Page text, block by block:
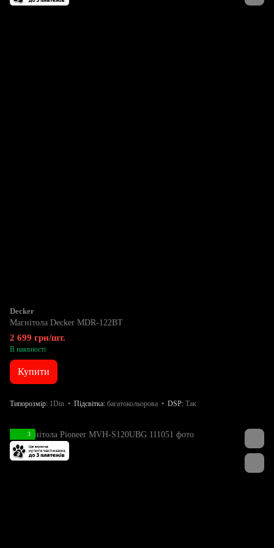
Decker
Магнітола Decker MDR-122BT
2 699 грн/шт.
В наявності
Купити
Типорозмір 1Din Підсвітка багатокольорова DSP Так
3